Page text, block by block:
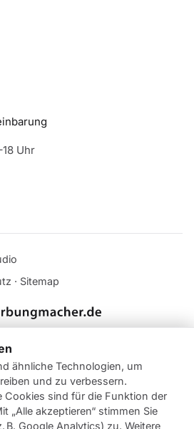
Uhr
· Sitemap
ähnliche Technologien, um
und zu verbessern.
Cookies sind für die Funktion der
„Alle akzeptieren“ stimmen Sie
B. Google Analytics) zu. Weitere